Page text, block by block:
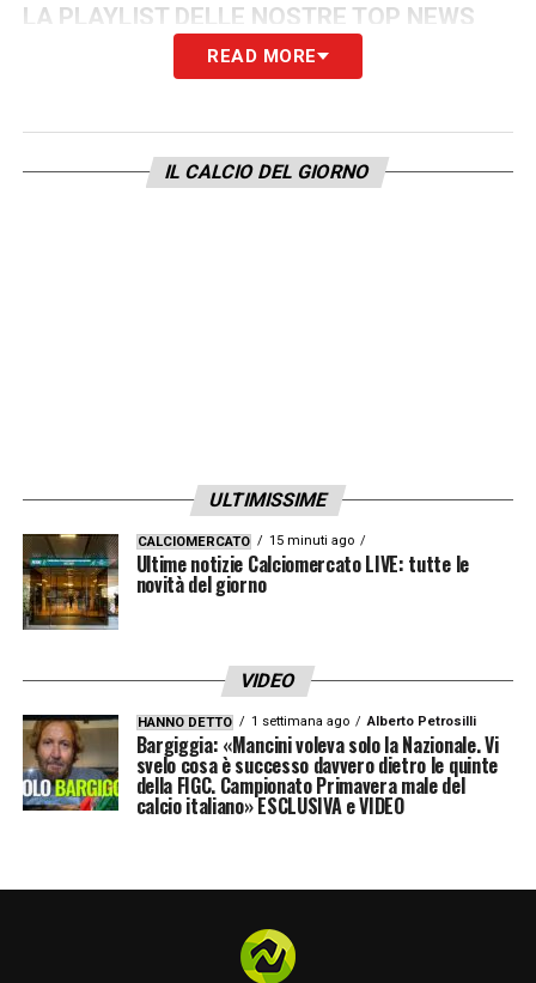
LA PLAYLIST DELLE NOSTRE TOP NEWS
READ MORE
IL CALCIO DEL GIORNO
ULTIMISSIME
CALCIOMERCATO 15 minuti ago
Ultime notizie Calciomercato LIVE: tutte le
novità del giorno
VIDEO
HANNO DETTO 1 settimana ago Alberto Petrosilli
Bargiggia: «Mancini voleva solo la Nazionale. Vi
svelo cosa è successo davvero dietro le quinte
della FIGC. Campionato Primavera male del
calcio italiano» ESCLUSIVA e VIDEO